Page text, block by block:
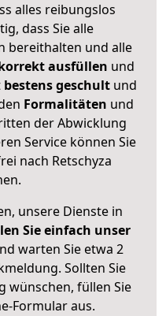
alles reibungslos
dass Sie alle
bereithalten und alle
ausfüllen und
bestens geschult und
Formalitäten und
der Abwicklung
Service können Sie
nach Retschyza
unsere Dienste in
Sie einfach unser
warten Sie etwa 2
Sollten Sie
wünschen, füllen Sie
Formular aus.